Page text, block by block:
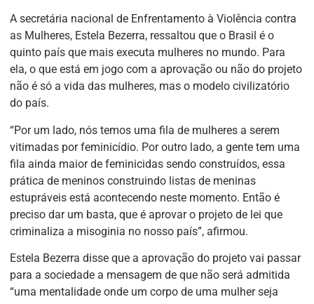
A secretária nacional de Enfrentamento à Violência contra
as Mulheres, Estela Bezerra, ressaltou que o Brasil é o
quinto país que mais executa mulheres no mundo. Para
ela, o que está em jogo com a aprovação ou não do projeto
não é só a vida das mulheres, mas o modelo civilizatório
do país.
“Por um lado, nós temos uma fila de mulheres a serem
vitimadas por feminicídio. Por outro lado, a gente tem uma
fila ainda maior de feminicidas sendo construídos, essa
prática de meninos construindo listas de meninas
estupráveis está acontecendo neste momento. Então é
preciso dar um basta, que é aprovar o projeto de lei que
criminaliza a misoginia no nosso país”, afirmou.
Estela Bezerra disse que a aprovação do projeto vai passar
para a sociedade a mensagem de que não será admitida
“uma mentalidade onde um corpo de uma mulher seja